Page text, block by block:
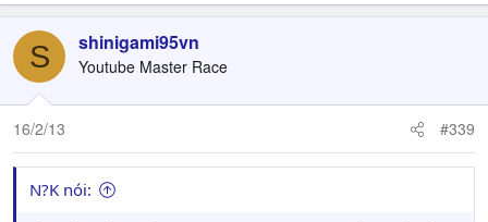
S shinigami95vn
Youtube Master Race
16/2/13 #339
N?K nói: